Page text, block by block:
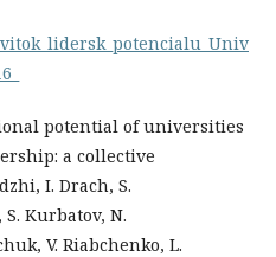
potential of universities
a collective
I. Drach, S.
Kurbatov, N.
V. Riabchenko, L.